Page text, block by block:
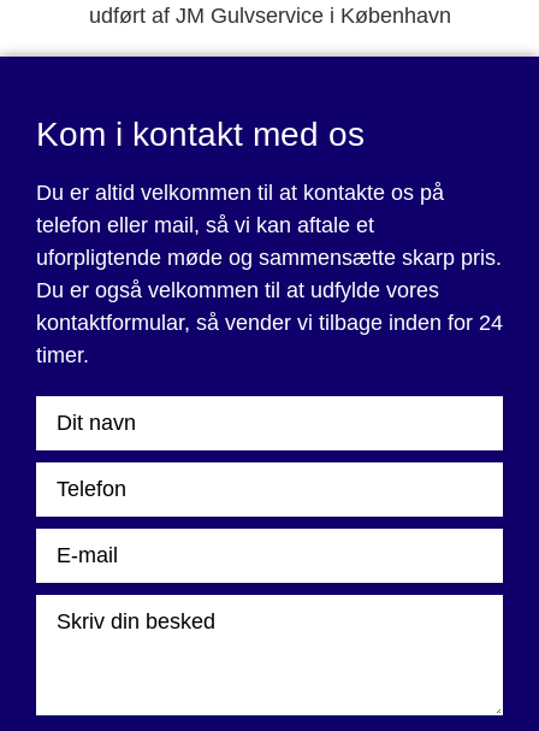
hjælpe dig med at opnå de bedste resultater.
Kom i kontakt med os
Du er altid velkommen til at kontakte os på
telefon eller mail, så vi kan aftale et
uforpligtende møde og sammensætte skarp pris.
Du er også velkommen til at udfylde vores
kontaktformular, så vender vi tilbage inden for 24
timer.